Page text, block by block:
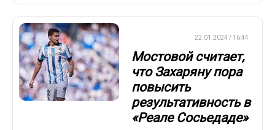
22.01.2024 / 16:44
Мостовой считает,
что Захаряну пора
повысить
результативность в
«Реале Сосьедаде»